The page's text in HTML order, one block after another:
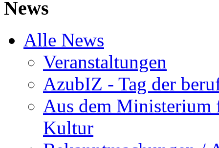
News
Alle News
Veranstaltungen
AzubIZ - Tag der
Aus dem Ministerium
Kultur